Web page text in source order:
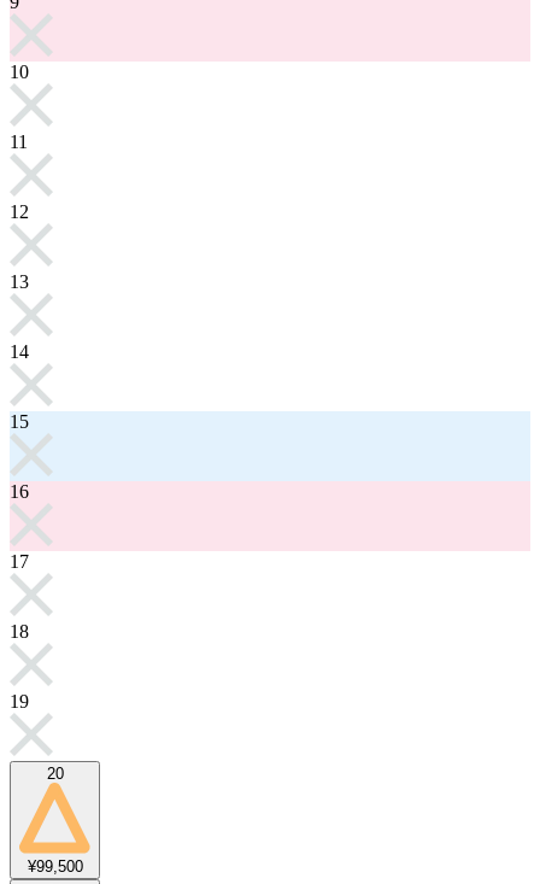
10
11
12
13
14
15
16
17
18
19
20
¥99,500